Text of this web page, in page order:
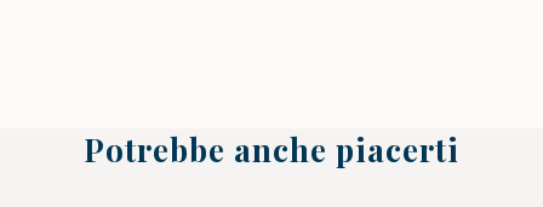
Potrebbe anche piacerti